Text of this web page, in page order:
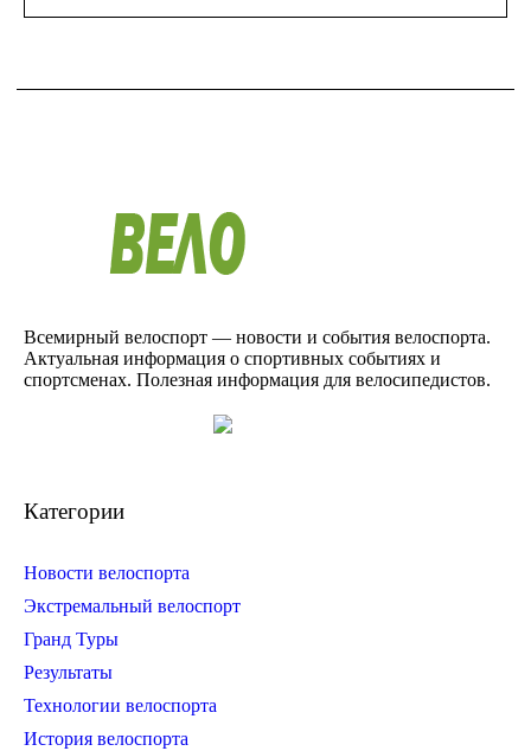
Всемирный велоспорт — новости и события велоспорта.
Актуальная информация о спортивных событиях и
спортсменах. Полезная информация для велосипедистов.
Категории
Новости велоспорта
Экстремальный велоспорт
Гранд Туры
Результаты
Технологии велоспорта
История велоспорта